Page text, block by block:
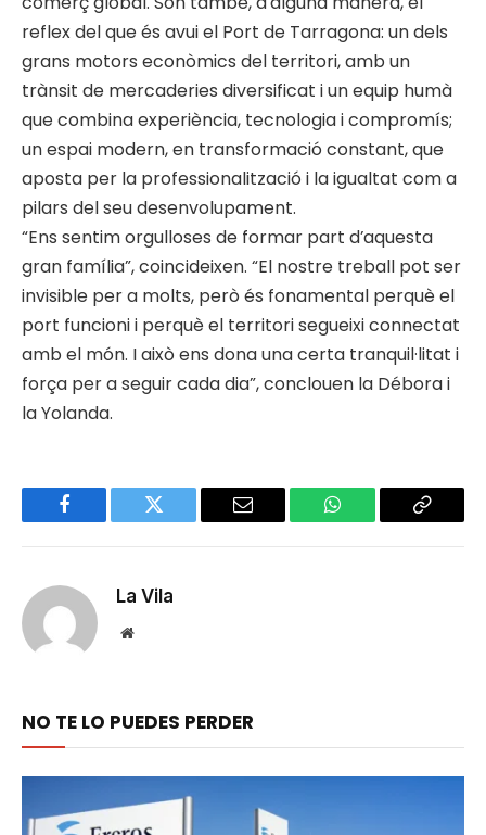
reflex del que és avui el Port de Tarragona: un dels
grans motors econòmics del territori, amb un
trànsit de mercaderies diversificat i un equip humà
que combina experiència, tecnologia i compromís;
un espai modern, en transformació constant, que
aposta per la professionalització i la igualtat com a
pilars del seu desenvolupament.
“Ens sentim orgulloses de formar part d’aquesta
gran família”, coincideixen. “El nostre treball pot ser
invisible per a molts, però és fonamental perquè el
port funcioni i perquè el territori segueixi connectat
amb el món. I això ens dona una certa tranquil·litat i
força per a seguir cada dia”, conclouen la Débora i
la Yolanda.
Facebook Twitter Email WhatsApp Copy
La Vila
Website
NO TE LO PUEDES PERDER